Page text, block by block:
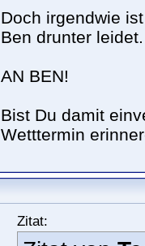
Doch irgendwie
Ben drunter
AN BEN!
Bist Du damit
Wetttermin
Zitat: